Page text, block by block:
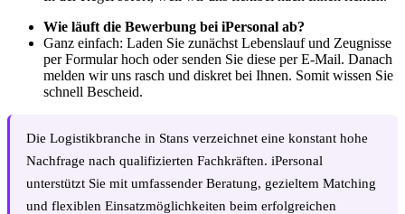
Wie läuft die Bewerbung bei iPersonal ab?
Ganz einfach: Laden Sie zunächst Lebenslauf und Zeugnisse
per Formular hoch oder senden Sie diese per E-Mail. Danach
melden wir uns rasch und diskret bei Ihnen. Somit wissen Sie
schnell Bescheid.
Die Logistikbranche in Stans verzeichnet eine konstant hohe
Nachfrage nach qualifizierten Fachkräften. iPersonal
unterstützt Sie mit umfassender Beratung, gezieltem Matching
und flexiblen Einsatzmöglichkeiten beim erfolgreichen